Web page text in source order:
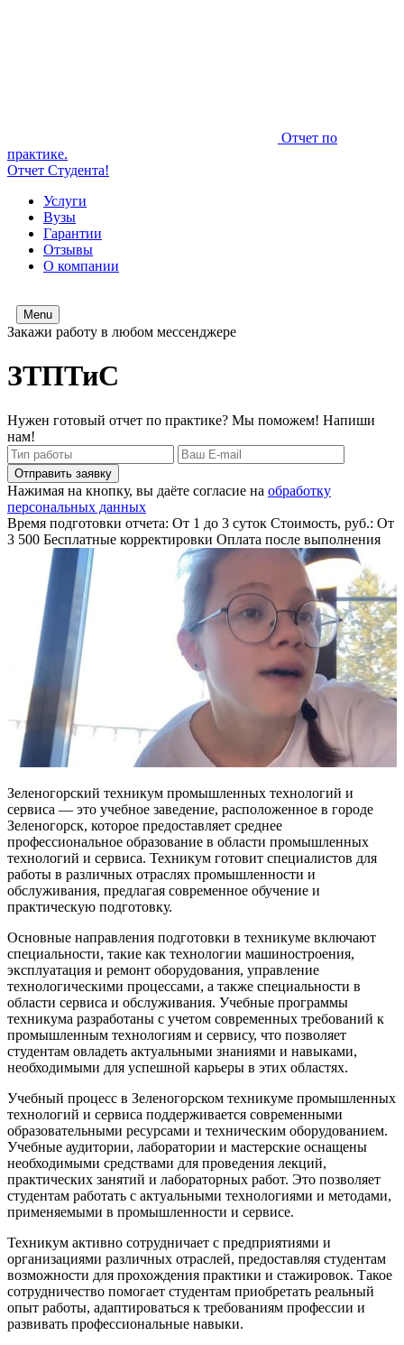
Отчет по
практике.
Отчет Студента!
Услуги
Вузы
Гарантии
Отзывы
О компании
Menu
Закажи работу в любом мессенджере
ЗТПТиС
Нужен готовый отчет по практике? Мы поможем! Напиши
нам!
Отправить заявку
Нажимая на кнопку, вы даёте согласие на обработку
персональных данных
Время подготовки отчета: От 1 до 3 суток Стоимость, руб.: От
3 500 Бесплатные корректировки Оплата после выполнения
Зеленогорский техникум промышленных технологий и
сервиса — это учебное заведение, расположенное в городе
Зеленогорск, которое предоставляет среднее
профессиональное образование в области промышленных
технологий и сервиса. Техникум готовит специалистов для
работы в различных отраслях промышленности и
обслуживания, предлагая современное обучение и
практическую подготовку.
Основные направления подготовки в техникуме включают
специальности, такие как технологии машиностроения,
эксплуатация и ремонт оборудования, управление
технологическими процессами, а также специальности в
области сервиса и обслуживания. Учебные программы
техникума разработаны с учетом современных требований к
промышленным технологиям и сервису, что позволяет
студентам овладеть актуальными знаниями и навыками,
необходимыми для успешной карьеры в этих областях.
Учебный процесс в Зеленогорском техникуме промышленных
технологий и сервиса поддерживается современными
образовательными ресурсами и техническим оборудованием.
Учебные аудитории, лаборатории и мастерские оснащены
необходимыми средствами для проведения лекций,
практических занятий и лабораторных работ. Это позволяет
студентам работать с актуальными технологиями и методами,
применяемыми в промышленности и сервисе.
Техникум активно сотрудничает с предприятиями и
организациями различных отраслей, предоставляя студентам
возможности для прохождения практики и стажировок. Такое
сотрудничество помогает студентам приобретать реальный
опыт работы, адаптироваться к требованиям профессии и
развивать профессиональные навыки.